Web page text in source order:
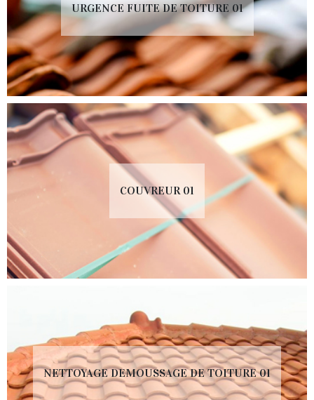
URGENCE FUITE DE TOITURE 01
COUVREUR 01
NETTOYAGE DEMOUSSAGE DE TOITURE 01